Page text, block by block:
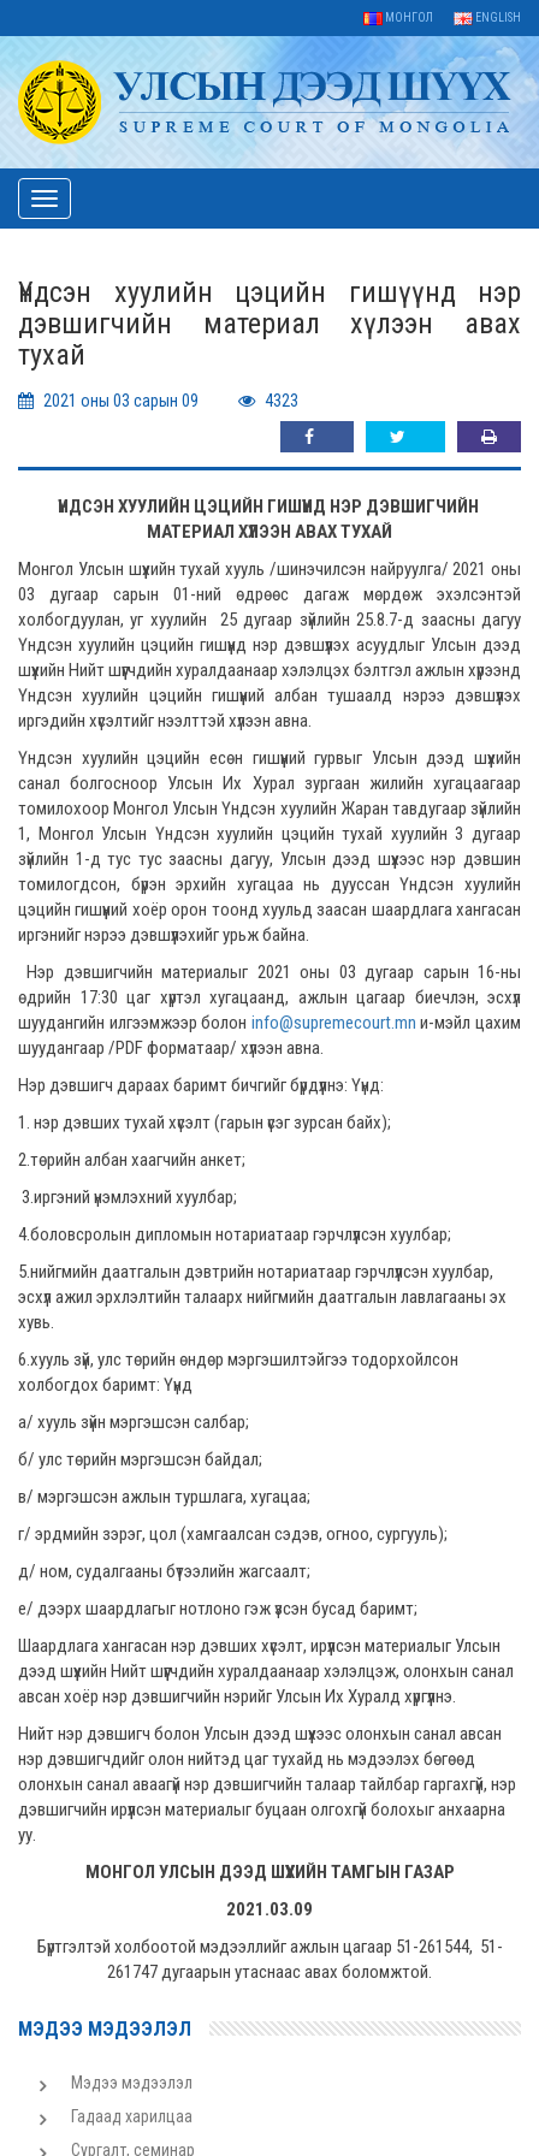
МОНГОЛ ENGLISH
Toggle
navigation
Үндсэн хуулийн цэцийн гишүүнд нэр
дэвшигчийн материал хүлээн авах
тухай
2021 оны 03 сарын 09 4323
ҮНДСЭН ХУУЛИЙН ЦЭЦИЙН ГИШҮҮНД НЭР ДЭВШИГЧИЙН
МАТЕРИАЛ ХҮЛЭЭН АВАХ ТУХАЙ
Монгол Улсын шүүхийн тухай хууль /шинэчилсэн найруулга/ 2021 оны
03 дугаар сарын 01-ний өдрөөс дагаж мөрдөж эхэлсэнтэй
холбогдуулан, уг хуулийн 25 дугаар зүйлийн 25.8.7-д заасны дагуу
Үндсэн хуулийн цэцийн гишүүнд нэр дэвшүүлэх асуудлыг Улсын дээд
шүүхийн Нийт шүүгчдийн хуралдаанаар хэлэлцэх бэлтгэл ажлын хүрээнд
Үндсэн хуулийн цэцийн гишүүний албан тушаалд нэрээ дэвшүүлэх
иргэдийн хүсэлтийг нээлттэй хүлээн авна.
Үндсэн хуулийн цэцийн есөн гишүүний гурвыг Улсын дээд шүүхийн
санал болгосноор Улсын Их Хурал зургаан жилийн хугацаагаар
томилохоор Монгол Улсын Үндсэн хуулийн Жаран тавдугаар зүйлийн
1, Монгол Улсын Үндсэн хуулийн цэцийн тухай хуулийн 3 дугаар
зүйлийн 1-д тус тус заасны дагуу, Улсын дээд шүүхээс нэр дэвшин
томилогдсон, бүрэн эрхийн хугацаа нь дууссан Үндсэн хуулийн
цэцийн гишүүний хоёр орон тоонд хуульд заасан шаардлага хангасан
иргэнийг нэрээ дэвшүүлэхийг урьж байна.
Нэр дэвшигчийн материалыг 2021 оны 03 дугаар сарын 16-ны
өдрийн 17:30 цаг хүртэл хугацаанд, ажлын цагаар биечлэн, эсхүл
шуудангийн илгээмжээр болон info@supremecourt.mn и-мэйл цахим
шуудангаар /PDF форматаар/ хүлээн авна.
Нэр дэвшигч дараах баримт бичгийг бүрдүүлнэ: Үүнд:
1. нэр дэвших тухай хүсэлт (гарын үсэг зурсан байх);
2.төрийн албан хаагчийн анкет;
3.иргэний үнэмлэхний хуулбар;
4.боловсролын дипломын нотариатаар гэрчлүүлсэн хуулбар;
5.нийгмийн даатгалын дэвтрийн нотариатаар гэрчлүүлсэн хуулбар,
эсхүл ажил эрхлэлтийн талаарх нийгмийн даатгалын лавлагааны эх
хувь.
6.хууль зүй, улс төрийн өндөр мэргэшилтэйгээ тодорхойлсон
холбогдох баримт: Үүнд
а/ хууль зүйн мэргэшсэн салбар;
б/ улс төрийн мэргэшсэн байдал;
в/ мэргэшсэн ажлын туршлага, хугацаа;
г/ эрдмийн зэрэг, цол (хамгаалсан сэдэв, огноо, сургууль);
д/ ном, судалгааны бүтээлийн жагсаалт;
е/ дээрх шаардлагыг нотлоно гэж үзсэн бусад баримт;
Шаардлага хангасан нэр дэвших хүсэлт, ирүүлсэн материалыг Улсын
дээд шүүхийн Нийт шүүгчдийн хуралдаанаар хэлэлцэж, олонхын санал
авсан хоёр нэр дэвшигчийн нэрийг Улсын Их Хуралд хүргүүлнэ.
Нийт нэр дэвшигч болон Улсын дээд шүүхээс олонхын санал авсан
нэр дэвшигчдийг олон нийтэд цаг тухайд нь мэдээлэх бөгөөд
олонхын санал аваагүй нэр дэвшигчийн талаар тайлбар гаргахгүй, нэр
дэвшигчийн ирүүлсэн материалыг буцаан олгохгүй болохыг анхаарна
уу.
МОНГОЛ УЛСЫН ДЭЭД ШҮҮХИЙН ТАМГЫН ГАЗАР
2021 .03.09
Бүртгэлтэй холбоотой мэдээллийг ажлын цагаар 51-261544, 51-
261747 дугаарын утаснаас авах боломжтой.
МЭДЭЭ МЭДЭЭЛЭЛ
Мэдээ мэдээлэл
Гадаад харилцаа
Сургалт, семинар